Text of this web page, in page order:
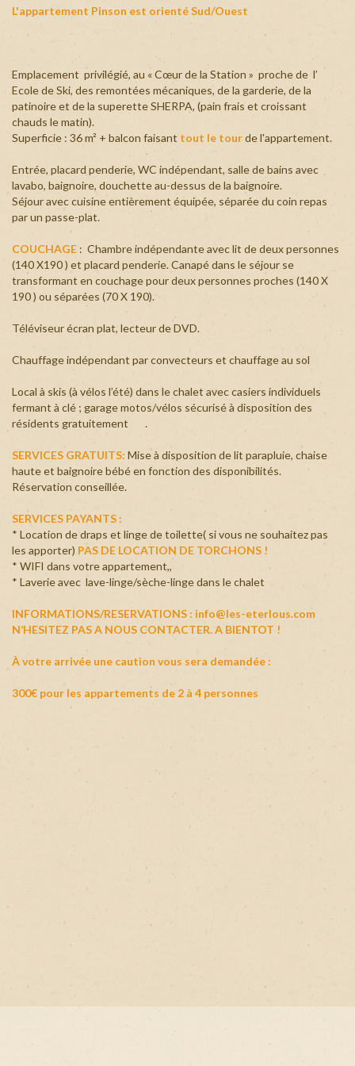
L'appartement Pinson est orienté Sud/Ouest
Emplacement privilégié, au « Cœur de la Station » proche de l’
Ecole de Ski, des remontées mécaniques, de la garderie, de la
patinoire et de la superette SHERPA, (pain frais et croissant
chauds le matin).
Superficie : 36 m² + balcon faisant tout le tourde l'appartement.
Entrée, placard penderie, WC indépendant, salle de bains avec
lavabo, baignoire, douchette au-dessus de la baignoire.
Séjour avec cuisine entièrement équipée, séparée du coin repas
par un passe-plat.
COUCHAGE : Chambre indépendante avec lit de deux personnes
(140 X190 ) et placard penderie. Canapé dans le séjour se
transformant en couchage pour deux personnes proches (140 X
190 ) ou séparées (70 X 190).
Téléviseur écran plat, lecteur de DVD.
Chauffage indépendant par convecteurs et chauffage au sol
Local à skis (à vélos l’été) dans le chalet avec casiers individuels
fermant à clé ; garage motos/vélos sécurisé à disposition des
résidents gratuitement .
SERVICES GRATUITS: Mise à disposition de lit parapluie, chaise
haute et baignoire bébé en fonction des disponibilités.
Réservation conseillée.
SERVICES PAYANTS :
* Location de draps et linge de toilette( si vous ne souhaitez pas
les apporter) PAS DE LOCATION DE TORCHONS !
* WIFI dans votre appartement,,
* Laverie avec lave-linge/sèche-linge dans le chalet
INFORMATIONS/RESERVATIONS : info@les-eterlous.com
N’HESITEZ PAS A NOUS CONTACTER. A BIENTOT !
À votre arrivée une caution vous sera demandée :
300€ pour les appartements de 2 à 4 personnes
+